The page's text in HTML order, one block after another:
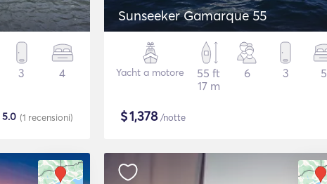
3 4
(1 recensioni)
5.0
Sunseeker Gamarque 55
Yacht a motore
55 ft
17 m
6 3 5
$1,378/notte